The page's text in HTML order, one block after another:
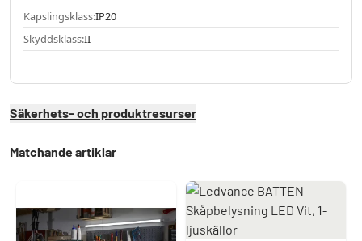
Kapslingsklass:IP20
Skyddsklass:II
Säkerhets- och produktresurser
Matchande artiklar